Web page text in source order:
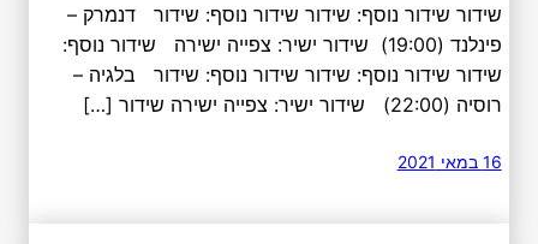
שידור שידור נוסף: שידור שידור נוסף: שידור דנמרק –
פינלנד (19:00) שידור ישיר: צפייה ישירה שידור נוסף:
שידור שידור נוסף: שידור שידור נוסף: שידור בלגיה –
רוסיה (22:00) שידור ישיר: צפייה ישירה שידור […]
16 במאי 2021